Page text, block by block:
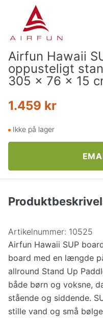
Airfun Hawaii
oppusteligt
305 x 76 x 15
1.459 kr
Ikke på lager
Artikelnummer: 10525
Airfun Hawaii SUP
board med en længde
allround Stand Up
både børn og voksne,
stående og siddende.
stille vand og små